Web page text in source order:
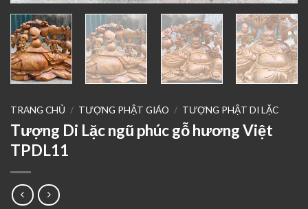
TRANG CHỦ / TƯỢNG PHẬT GIÁO / TƯỢNG PHẬT DI LẶC
Tượng Di Lặc ngũ phúc gỗ hương Việt
TPDL11